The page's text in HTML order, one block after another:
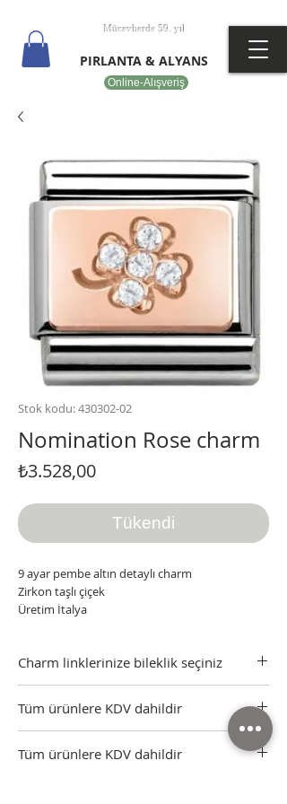
Online-Alışveriş
Mücevherde 59. yıl
PIRLANTA & ALYANS
Stok kodu: 430302-02
Nomination Rose charm
₺3.528,00Fiyat
Tükendi
9 ayar pembe altın detaylı charm
Zirkon taşlı çiçek
Üretim İtalya
Charm linklerinize bileklik seçiniz
Tüm ürünlere KDV dahildir
Tüm ürünler sertifikası, kutusu ve faturasıyla
gönderilmektedir.
Tüm ürünlere KDV dahildir